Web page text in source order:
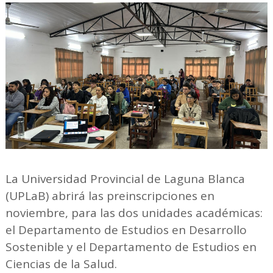
La Universidad Provincial de Laguna Blanca
(UPLaB) abrirá las preinscripciones en
noviembre, para las dos unidades académicas:
el Departamento de Estudios en Desarrollo
Sostenible y el Departamento de Estudios en
Ciencias de la Salud.